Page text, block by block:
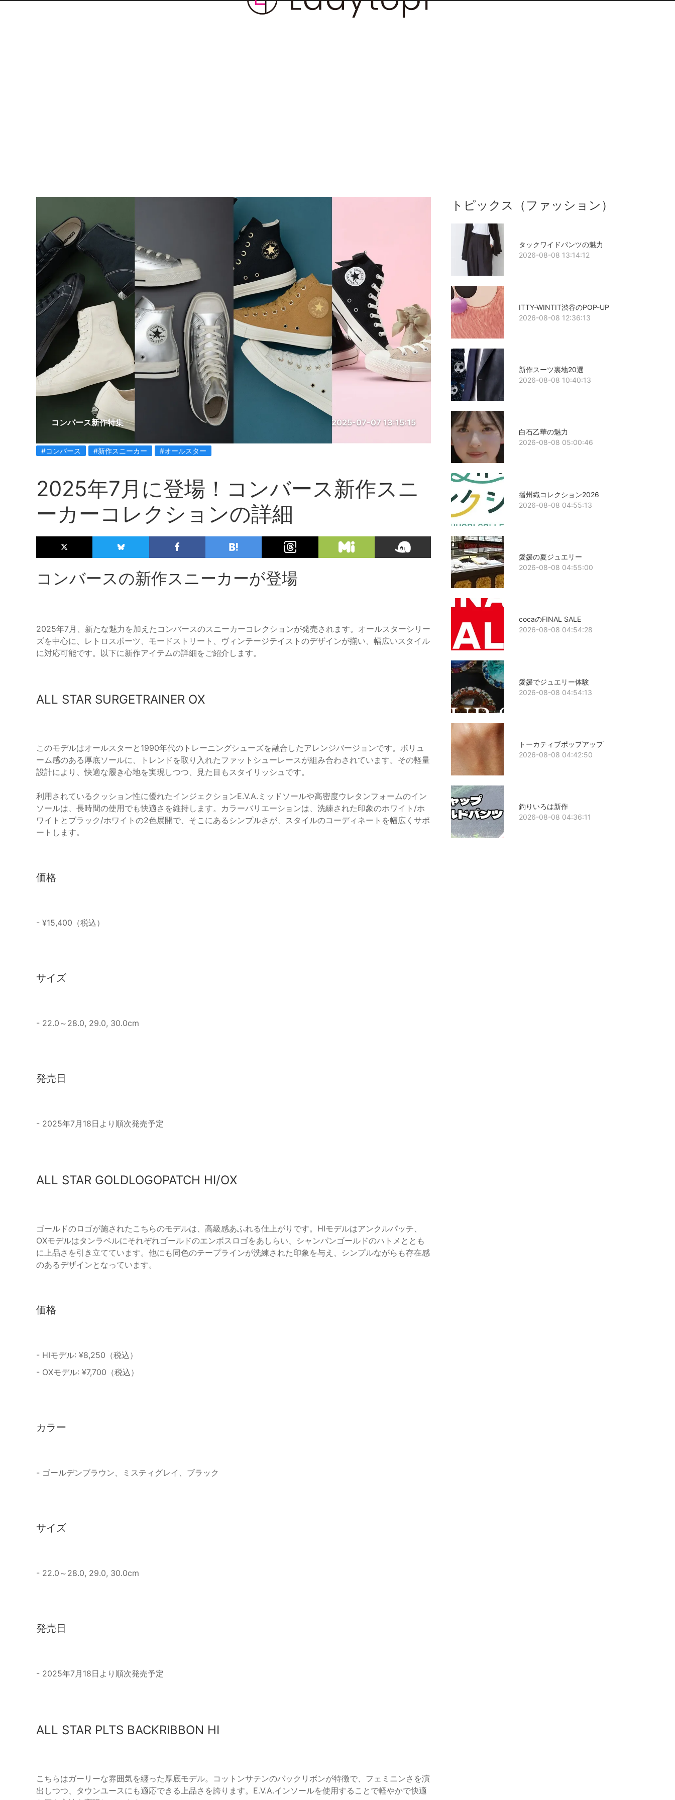
コンバース新作特集 2025-07-07 13:15:15
#コンバース #新作スニーカー #オールスター
2025年7月に登場！コンバース新作スニ
ーカーコレクションの詳細
コンバースの新作スニーカーが登場
2025年7月、新たな魅力を加えたコンバースのスニーカーコレクションが発売されます。オールスターシリー
ズを中心に、レトロスポーツ、モードストリート、ヴィンテージテイストのデザインが揃い、幅広いスタイル
に対応可能です。以下に新作アイテムの詳細をご紹介します。
ALL STAR SURGETRAINER OX
このモデルはオールスターと1990年代のトレーニングシューズを融合したアレンジバージョンです。ボリュ
ーム感のある厚底ソールに、トレンドを取り入れたファットシューレースが組み合わされています。その軽量
設計により、快適な履き心地を実現しつつ、見た目もスタイリッシュです。
利用されているクッション性に優れたインジェクションE.V.A.ミッドソールや高密度ウレタンフォームのイン
ソールは、長時間の使用でも快適さを維持します。カラーバリエーションは、洗練された印象のホワイト/ホ
ワイトとブラック/ホワイトの2色展開で、そこにあるシンプルさが、スタイルのコーディネートを幅広くサポ
ートします。
価格
- ¥15,400（税込）
サイズ
- 22.0～28.0, 29.0, 30.0cm
発売日
- 2025年7月18日より順次発売予定
ALL STAR GOLDLOGOPATCH HI/OX
ゴールドのロゴが施されたこちらのモデルは、高級感あふれる仕上がりです。HIモデルはアンクルパッチ、
OXモデルはタンラベルにそれぞれゴールドのエンボスロゴをあしらい、シャンパンゴールドのハトメととも
に上品さを引き立てています。他にも同色のテープラインが洗練された印象を与え、シンプルながらも存在感
のあるデザインとなっています。
価格
- HIモデル: ¥8,250（税込）
- OXモデル: ¥7,700（税込）
カラー
- ゴールデンブラウン、ミスティグレイ、ブラック
サイズ
- 22.0～28.0, 29.0, 30.0cm
発売日
- 2025年7月18日より順次発売予定
ALL STAR PLTS BACKRIBBON HI
こちらはガーリーな雰囲気を纏った厚底モデル。コットンサテンのバックリボンが特徴で、フェミニンさを演
出しつつ、タウンユースにも適応できる上品さを誇ります。E.V.A.インソールを使用することで軽やかで快適
トピックス（ファッション）
タックワイドパンツの魅力
2026-08-08 13:14:12
ITTY-WINTIT渋谷のPOP-UP
2026-08-08 12:36:13
新作スーツ裏地20選
2026-08-08 10:40:13
白石乙華の魅力
2026-08-08 05:00:46
播州織コレクション2026
2026-08-08 04:55:13
愛媛の夏ジュエリー
2026-08-08 04:55:00
cocaのFINAL SALE
2026-08-08 04:54:28
愛媛でジュエリー体験
2026-08-08 04:54:13
トーカティブポップアップ
2026-08-08 04:42:50
釣りいろは新作
2026-08-08 04:36:11